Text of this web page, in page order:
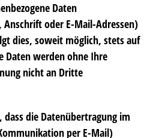
Daten
Anschrift oder E-Mail-Adressen)
dies, soweit möglich, stets auf
Daten werden ohne Ihre
nicht an Dritte
die Datenübertragung im
per E-Mail)